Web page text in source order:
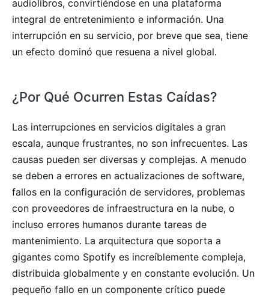
audiolibros, convirtiéndose en una plataforma
integral de entretenimiento e información. Una
interrupción en su servicio, por breve que sea, tiene
un efecto dominó que resuena a nivel global.
¿Por Qué Ocurren Estas Caídas?
Las interrupciones en servicios digitales a gran
escala, aunque frustrantes, no son infrecuentes. Las
causas pueden ser diversas y complejas. A menudo
se deben a errores en actualizaciones de software,
fallos en la configuración de servidores, problemas
con proveedores de infraestructura en la nube, o
incluso errores humanos durante tareas de
mantenimiento. La arquitectura que soporta a
gigantes como Spotify es increíblemente compleja,
distribuida globalmente y en constante evolución. Un
pequeño fallo en un componente crítico puede